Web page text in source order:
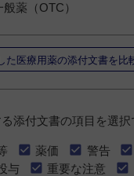
般薬（OTC）
た医療用薬の添付文書を比
添付文書の項目を選択
薬価 警告
与
重要な注意